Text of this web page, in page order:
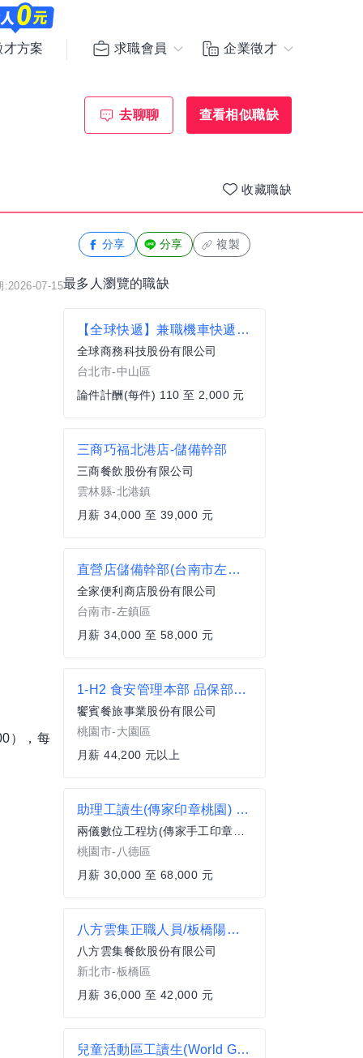
才方案 求職會員 企業徵才
去聊聊 查看相似職缺
收藏職缺
:2026-07-15
），每
分享 分享 複製
最多人瀏覽的職缺
【全球快遞】兼職機車快遞專件員
全球商務科技股份有限公司
台北市-中山區
論件計酬(每件) 110 至 2,000 元
三商巧福北港店-儲備幹部
三商餐飲股份有限公司
雲林縣-北港鎮
月薪 34,000 至 39,000 元
直營店儲備幹部(台南市左鎮區)
全家便利商店股份有限公司
台南市-左鎮區
月薪 34,000 至 58,000 元
1-H2 食安管理本部 品保部_食安環境與衛生管理資深專員
饗賓餐旅事業股份有限公司
桃園市-大園區
月薪 44,200 元以上
助理工讀生(傳家印章桃園) 周休二日排休,薪資和福利優於行情,有分紅和年終
兩儀數位工程坊(傳家手工印章、東方翡翠寶石)
桃園市-八德區
月薪 30,000 至 68,000 元
八方雲集正職人員/板橋陽明店
八方雲集餐飲股份有限公司
新北市-板橋區
月薪 36,000 至 42,000 元
兒童活動區工讀生(World Gym台南永康店)